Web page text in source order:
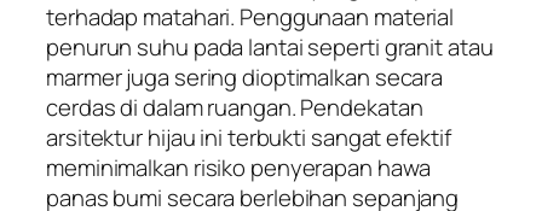
terhadap matahari. Penggunaan material
penurun suhu pada lantai seperti granit atau
marmer juga sering dioptimalkan secara
cerdas di dalam ruangan. Pendekatan
arsitektur hijau ini terbukti sangat efektif
meminimalkan risiko penyerapan hawa
panas bumi secara berlebihan sepanjang